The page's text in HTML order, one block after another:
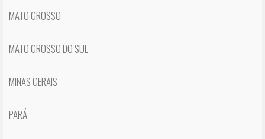
MATO GROSSO
MATO GROSSO DO SUL
MINAS GERAIS
PARÁ